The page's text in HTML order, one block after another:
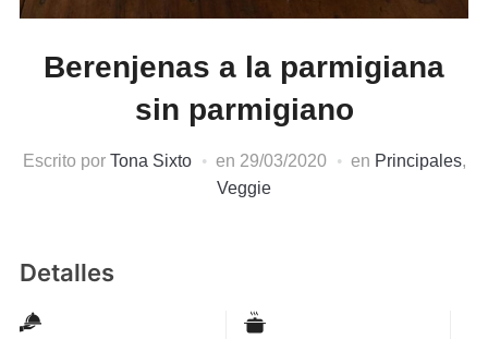
Berenjenas a la parmigiana
sin parmigiano
Escrito por Tona Sixto en 29/03/2020 en Principales,
Veggie
Detalles